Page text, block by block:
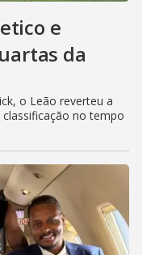
e
da
o Leão reverteu a
no tempo